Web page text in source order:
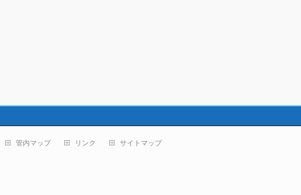
管内マップ リンク サイトマップ